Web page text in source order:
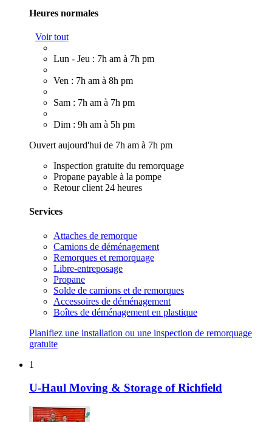
Heures normales
Voir tout
Lun - Jeu : 7h am à 7h pm
Ven : 7h am à 8h pm
Sam : 7h am à 7h pm
Dim : 9h am à 5h pm
Ouvert aujourd'hui de 7h am à 7h pm
Inspection gratuite du remorquage
Propane payable à la pompe
Retour client 24 heures
Services
Attaches de remorque
Camions de déménagement
Remorques et remorquage
Libre-entreposage
Propane
Solde de camions et de remorques
Accessoires de déménagement
Boîtes de déménagement en plastique
Planifiez une installation ou une inspection de remorquage
gratuite
1
U-Haul Moving & Storage of Richfield